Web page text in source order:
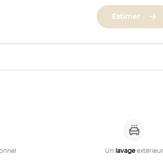
Estimer
Un lavageextérieur